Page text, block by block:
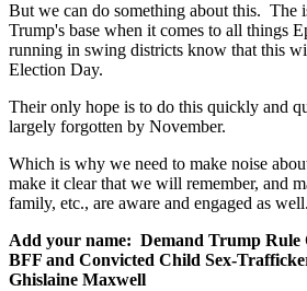
But we can do something about this. The
Trump's base when it comes to all things
running in swing districts know that this
Election Day.
Their only hope is to do this quickly and
largely forgotten by November.
Which is why we need to make noise
make it clear that we will remember, and
family, etc., are aware and engaged as well.
Add your name: Demand Trump Rule
BFF and Convicted Child Sex-
Ghislaine Maxwell